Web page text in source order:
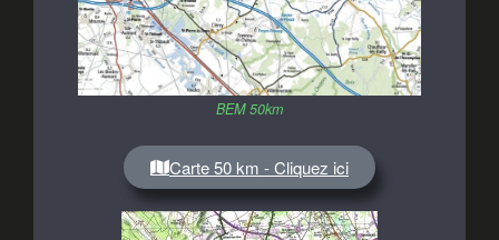
BEM 50km
Carte 50 km - Cliquez ici